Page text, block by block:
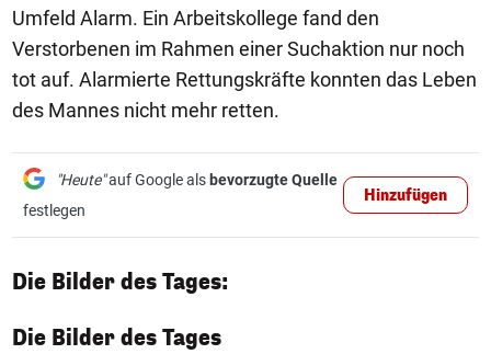
Umfeld Alarm. Ein Arbeitskollege fand den
Verstorbenen im Rahmen einer Suchaktion nur noch
tot auf. Alarmierte Rettungskräfte konnten das Leben
des Mannes nicht mehr retten.
"Heute"auf Google als bevorzugte Quelle
festlegen
Hinzufügen
Die Bilder des Tages:
Die Bilder des Tages
1/50